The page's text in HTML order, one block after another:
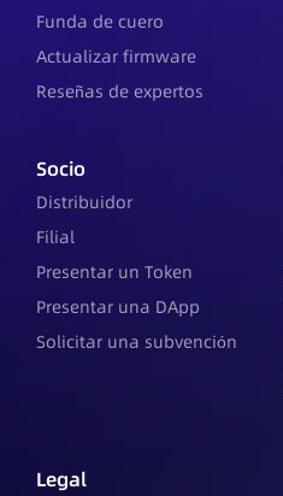
Funda de cuero
Actualizar firmware
Reseñas de expertos
Socio
Distribuidor
Filial
Presentar un Token
Presentar una DApp
Solicitar una subvención
Legal